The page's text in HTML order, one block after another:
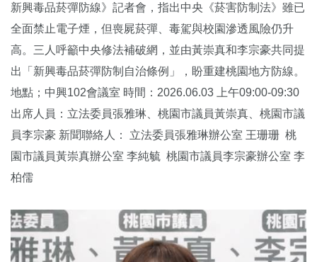
新興毒品菸彈防線》記者會，指出中央《菸害防制法》雖已
全面禁止電子煙，但喪屍菸彈、毒駕與校園滲透風險仍升
高。三人呼籲中央修法補破網，並由黃崇真和李宗豪共同提
出「新興毒品菸彈防制自治條例」，盼重建桃園地方防線。
地點；中興102會議室 時間：2026.06.03 上午09:00-09:30
出席人員：立法委員張雅琳、桃園市議員黃崇真、桃園市議
員李宗豪 新聞聯絡人： 立法委員張雅琳辦公室 王珊珊 桃
園市議員黃崇真辦公室 李純毓 桃園市議員李宗豪辦公室 李
柏儒